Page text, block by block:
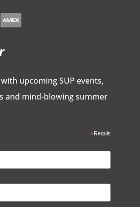
upcoming SUP events,
and mind-blowing summer
*Requis